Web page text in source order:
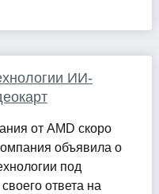
ИИ-
от AMD скоро
объявила о
под
ответа на